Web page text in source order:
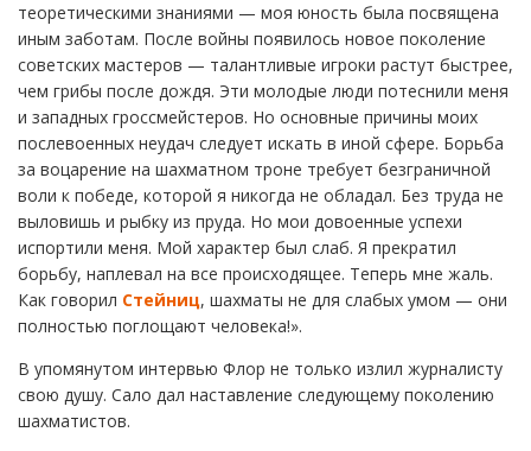
теоретическими знаниями — моя юность была посвящена
иным заботам. После войны появилось новое поколение
советских мастеров — талантливые игроки растут быстрее,
чем грибы после дождя. Эти молодые люди потеснили меня
и западных гроссмейстеров. Но основные причины моих
послевоенных неудач следует искать в иной сфере. Борьба
за воцарение на шахматном троне требует безграничной
воли к победе, которой я никогда не обладал. Без труда не
выловишь и рыбку из пруда. Но мои довоенные успехи
испортили меня. Мой характер был слаб. Я прекратил
борьбу, наплевал на все происходящее. Теперь мне жаль.
Как говорил Стейниц, шахматы не для слабых умом — они
полностью поглощают человека!».
В упомянутом интервью Флор не только излил журналисту
свою душу. Сало дал наставление следующему поколению
шахматистов.